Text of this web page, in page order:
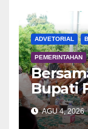
ADVETORIAL
PEMERINTAHAN
Bupati
AGU 4, 2026